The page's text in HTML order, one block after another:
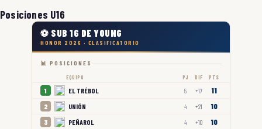
Posiciones U16
⚽ SUB 16 DE YOUNG
HONOR 2026 · CLASIFICATORIO
📊 POSICIONES
EQUIPO PJ DIF PTS
1 EL TRÉBOL 5 +17 11
2 UNIÓN 4 +21 10
3 PEÑAROL 4 +10 10